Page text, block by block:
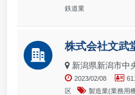
鉄道業
株式会社文武
新潟県新潟市中
2023/02/08
区
製造業(業務用